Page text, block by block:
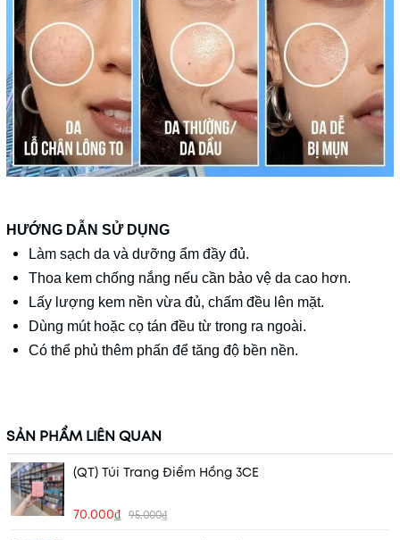
HƯỚNG DẪN SỬ DỤNG
Làm sạch da và dưỡng ẩm đầy đủ.
Thoa kem chống nắng nếu cần bảo vệ da cao hơn.
Lấy lượng kem nền vừa đủ, chấm đều lên mặt.
Dùng mút hoặc cọ tán đều từ trong ra ngoài.
Có thể phủ thêm phấn để tăng độ bền nền.
SẢN PHẨM LIÊN QUAN
(QT) Túi Trang Điểm Hồng 3CE
70.000₫ 95.000₫